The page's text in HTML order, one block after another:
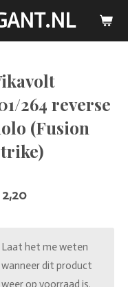
264 reverse
(Fusion
Laat het me weten
wanneer dit product
weer op voorraad is.